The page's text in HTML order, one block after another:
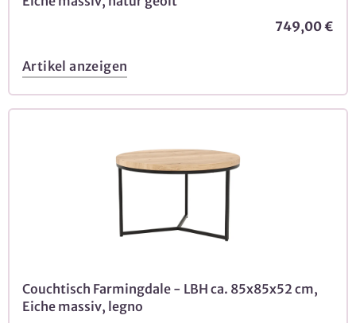
749,00 €
Artikel anzeigen
Couchtisch Farmingdale - LBH ca. 85x85x52 cm,
Eiche massiv, legno